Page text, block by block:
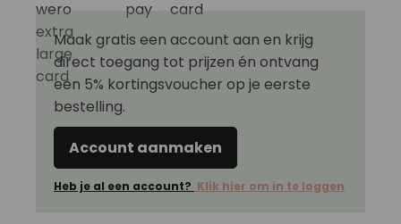
Maak gratis een account aan en krijg
direct toegang tot prijzen én ontvang
een 5% kortingsvoucher op je eerste
bestelling.
Account aanmaken
Heb je al een account? Klik hier om in te loggen